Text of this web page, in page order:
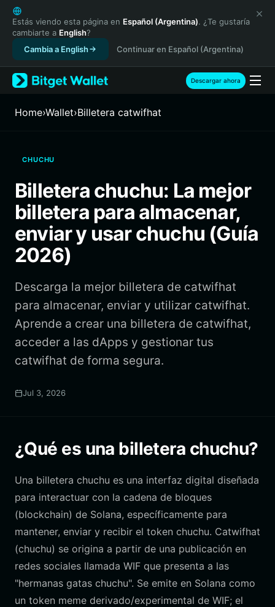
English
日本語
Tiếng Việt
Русский
Español (Latinoamérica)
Türkçe
Français
繁體中文
Bahasa Indonesia
ภาษาไทย
Español
Português (Brasil)
Estás viendo esta página en Español (Argentina). ¿Te gustaría
cambiarte a English?
Cambia a English
Continuar en Español (Argentina)
Descargar ahora
Home›Wallet›Billetera catwifhat
CHUCHU
Billetera chuchu: La mejor
billetera para almacenar,
enviar y usar chuchu (Guía
2026)
Descarga la mejor billetera de catwifhat
para almacenar, enviar y utilizar catwifhat.
Aprende a crear una billetera de catwifhat,
acceder a las dApps y gestionar tus
catwifhat de forma segura.
Jul 3, 2026
¿Qué es una billetera chuchu?
Una billetera chuchu es una interfaz digital diseñada
para interactuar con la cadena de bloques
(blockchain) de Solana, específicamente para
mantener, enviar y recibir el token chuchu. Catwifhat
(chuchu) se origina a partir de una publicación en
redes sociales llamada WIF que presenta a las
"hermanas gatas chuchu". Se emite en Solana como
un token meme derivado/experimental de WIF; el